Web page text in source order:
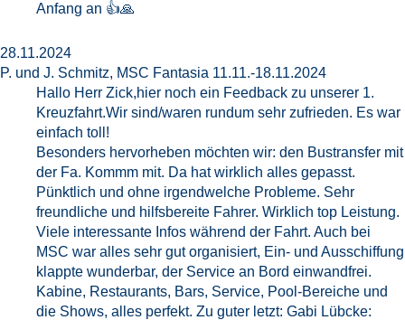
Anfang an 👍🙏
28.11.2024
P. und J. Schmitz, MSC Fantasia 11.11.-18.11.2024
Hallo Herr Zick,hier noch ein Feedback zu unserer 1.
Kreuzfahrt.Wir sind/waren rundum sehr zufrieden. Es war
einfach toll!
Besonders hervorheben möchten wir: den Bustransfer mit
der Fa. Kommm mit. Da hat wirklich alles gepasst.
Pünktlich und ohne irgendwelche Probleme. Sehr
freundliche und hilfsbereite Fahrer. Wirklich top Leistung.
Viele interessante Infos während der Fahrt. Auch bei
MSC war alles sehr gut organisiert, Ein- und Ausschiffung
klappte wunderbar, der Service an Bord einwandfrei.
Kabine, Restaurants, Bars, Service, Pool-Bereiche und
die Shows, alles perfekt. Zu guter letzt: Gabi Lübcke: